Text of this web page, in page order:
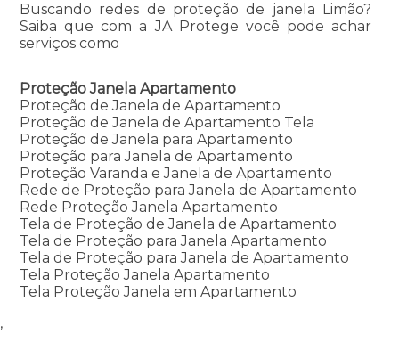
Buscando redes de proteção de janela Limão?
Saiba que com a JA Protege você pode achar
serviços como
Proteção Janela Apartamento
Proteção de Janela de Apartamento
Proteção de Janela de Apartamento Tela
Proteção de Janela para Apartamento
Proteção para Janela de Apartamento
Proteção Varanda e Janela de Apartamento
Rede de Proteção para Janela de Apartamento
Rede Proteção Janela Apartamento
Tela de Proteção de Janela de Apartamento
Tela de Proteção para Janela Apartamento
Tela de Proteção para Janela de Apartamento
Tela Proteção Janela Apartamento
Tela Proteção Janela em Apartamento
,